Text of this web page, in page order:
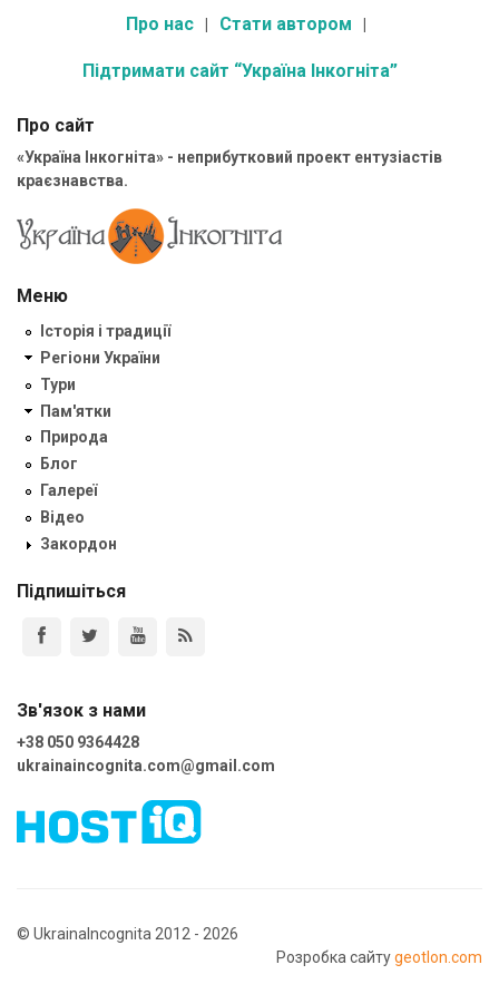
Про нас Стати автором
Підтримати сайт “Україна Інкогніта”
Про сайт
«Україна Інкогніта» - неприбутковий проект ентузіастів
краєзнавства.
Меню
Історія і традиції
Регіони України
Тури
Пам'ятки
Природа
Блог
Галереї
Відео
Закордон
Підпишіться
Зв'язок з нами
+38 050 9364428
ukrainaincognita.com@gmail.com
© UkrainaIncognita 2012 - 2026
Розробка сайтуgeotlon.com